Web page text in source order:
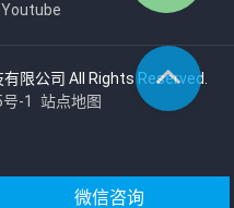
Youtube
限公司 All Rights Reserved.
-1
站点地图
微信咨询